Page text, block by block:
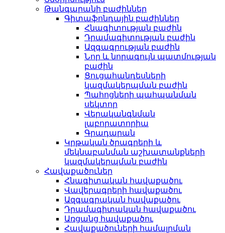
Թանգարանի բաժիններ
Գիտաֆոնդային բաժիններ
Հնագիտության բաժին
Դրամագիտության բաժին
Ազգագրության բաժին
Նոր և նորագույն պատմության
բաժին
Ցուցահանդեսների
կազմակերպման բաժին
Պահոցների պահպանման
սեկտոր
Վերականգնման
լաբորատորիա
Գրադարան
Կրթական ծրագրերի և
մեկնաբանման աշխատանքների
կազմակերպման բաժին
Հավաքածուներ
Հնագիտական հավաքածու
Վավերագրերի հավաքածու
Ազգագրական հավաքածու
Դրամագիտական հավաքածու
Առցանց հավաքածու
Հավաքածուների համալրման